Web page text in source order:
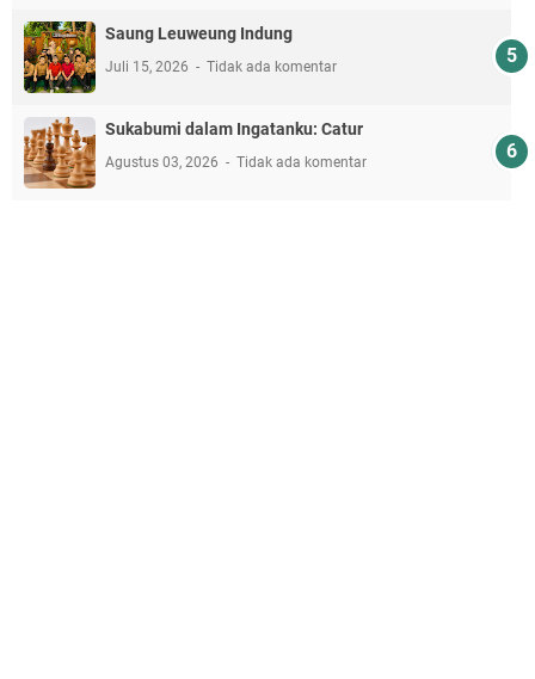
Saung Leuweung Indung
Juli 15, 2026 Tidak ada komentar
Sukabumi dalam Ingatanku: Catur
Agustus 03, 2026 Tidak ada komentar